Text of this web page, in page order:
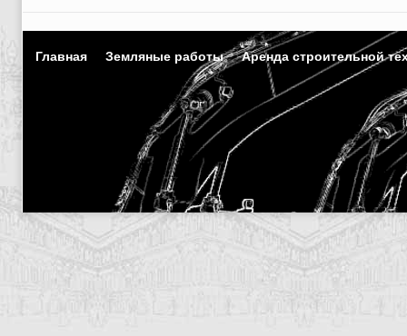
Главная Земляные работы Аренда строительной